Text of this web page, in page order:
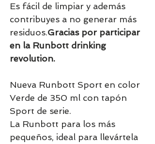
Es fácil de limpiar y además
contribuyes a no generar más
residuos.Gracias por participar
en la Runbott drinking
revolution.
Nueva Runbott Sport en color
Verde de 350 ml con tapón
Sport de serie.
La Runbott para los más
pequeños, ideal para llevártela